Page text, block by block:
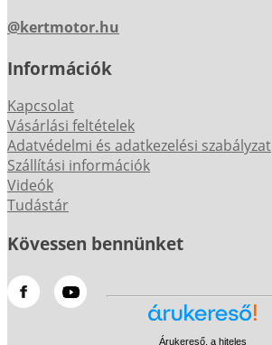
@kertmotor.hu
Információk
Kapcsolat
Vásárlási feltételek
Adatvédelmi és adatkezelési szabályzat
Szállítási információk
Videók
Tudástár
Kövessen bennünket
Árukereső, a hiteles